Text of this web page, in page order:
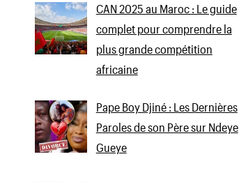
CAN 2025 au Maroc : Le guide
complet pour comprendre la
plus grande compétition
africaine
Pape Boy Djiné : Les Dernières
Paroles de son Père sur Ndeye
Gueye